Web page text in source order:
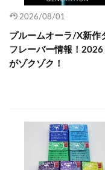
2026/08/01
プルームオーラ/X新作
フレーバー情報！2026
がゾクゾク！